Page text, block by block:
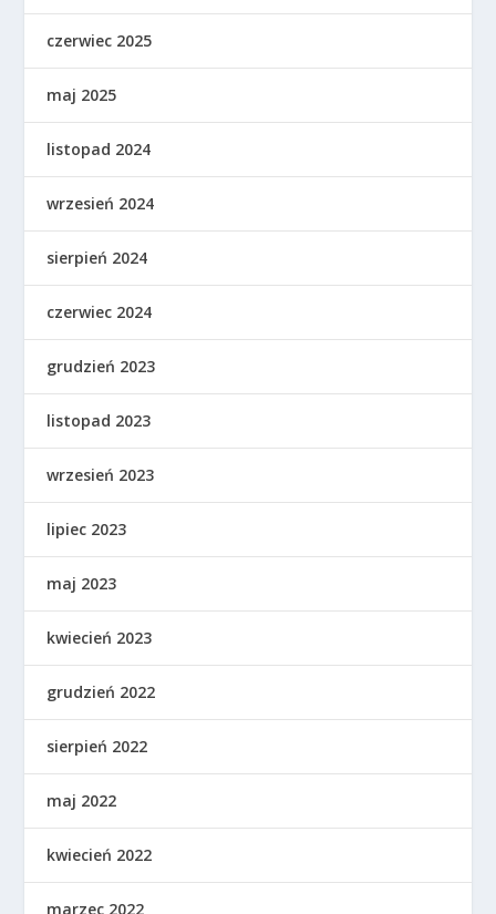
czerwiec 2025
maj 2025
listopad 2024
wrzesień 2024
sierpień 2024
czerwiec 2024
grudzień 2023
listopad 2023
wrzesień 2023
lipiec 2023
maj 2023
kwiecień 2023
grudzień 2022
sierpień 2022
maj 2022
kwiecień 2022
marzec 2022